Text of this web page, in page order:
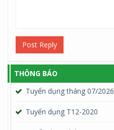
Post Reply
THÔNG BÁO
Tuyển dụng tháng 07/2026
Tuyển dụng T12-2020